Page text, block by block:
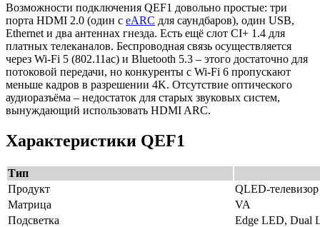
Возможности подключения QEF1 довольно простые: три
порта HDMI 2.0 (один с eARC для саундбаров), один USB,
Ethernet и два антеннах гнезда. Есть ещё слот CI+ 1.4 для
платных телеканалов. Беспроводная связь осуществляется
через Wi-Fi 5 (802.11ac) и Bluetooth 5.3 – этого достаточно для
потоковой передачи, но конкуренты с Wi-Fi 6 пропускают
меньше кадров в разрешении 4K. Отсутствие оптического
аудиоразъёма – недостаток для старых звуковых систем,
вынуждающий использовать HDMI ARC.
Характеристики QEF1
Тип
Продукт
QLED-телевизор
Матрица
VA
Подсветка
Edge LED, Dual